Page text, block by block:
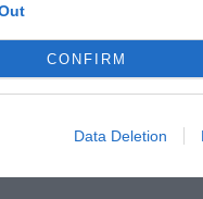
CONFIRM
Data Deletion
a innovar y a
28/05/2023